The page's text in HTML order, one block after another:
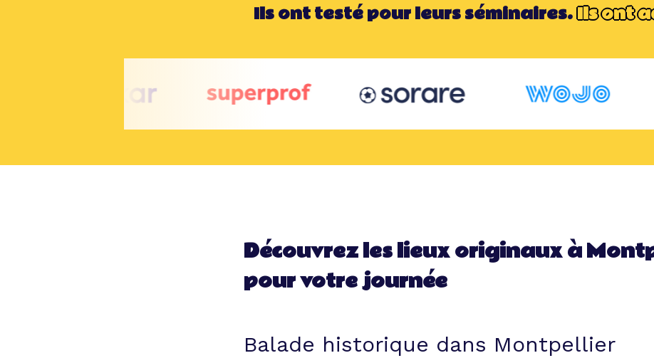
Ils ont testé pour leurs séminaires.Ils ont
Découvrez les lieux originaux à
pour votre journée
Balade historique dans Montpellier